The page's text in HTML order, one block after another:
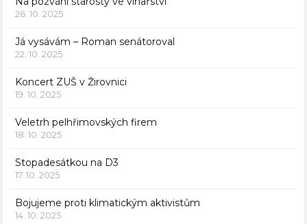
26. 10. 2025
Já vysávám – Roman senátoroval
22. 10. 2025
Koncert ZUŠ v Žirovnici
19. 10. 2025
Veletrh pelhřimovských firem
18. 10. 2025
Stopadesátkou na D3
17. 10. 2025
Bojujeme proti klimatickým aktivistům
14. 10. 2025